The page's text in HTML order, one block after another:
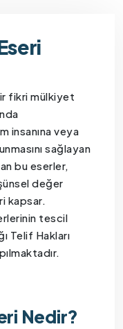
fikri mülkiyet
insanına veya
sağlayan
bu eserler,
değer
kapsar.
tescil
Telif Hakları
Nedir?